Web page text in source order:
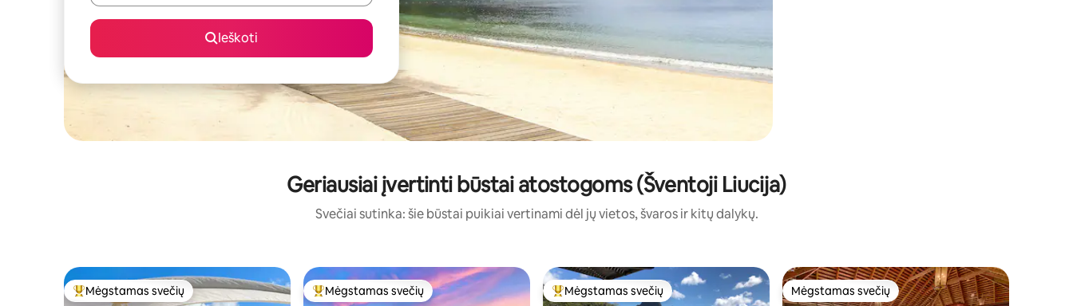
Ieškoti
Geriausiai įvertinti būstai atostogoms (Šventoji Liucija)
Svečiai sutinka: šie būstai puikiai vertinami dėl jų vietos, švaros ir kitų dalykų.
Svečių mėgstamiausias
Mėgstamas svečių Svečių mėgstamiausias
Mėgstamas svečių Svečių mėgstamiausias
Mėgstamas svečių Mėgstamas svečių
Mėgstamas svečių